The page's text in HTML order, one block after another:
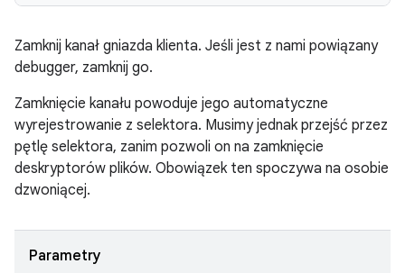
Zamknij kanał gniazda klienta. Jeśli jest z nami powiązany
debugger, zamknij go.
Zamknięcie kanału powoduje jego automatyczne
wyrejestrowanie z selektora. Musimy jednak przejść przez
pętlę selektora, zanim pozwoli on na zamknięcie
deskryptorów plików. Obowiązek ten spoczywa na osobie
dzwoniącej.
Parametry